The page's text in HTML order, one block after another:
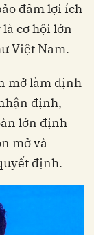
đảm lợi ích
cơ hội lớn
Việt Nam.
mở làm định
định,
lớn định
mở và
định.